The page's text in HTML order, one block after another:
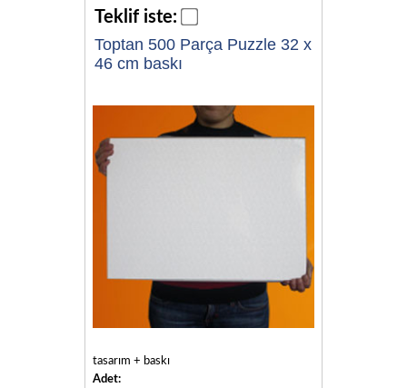
Teklif iste:
Toptan 500 Parça Puzzle 32 x
46 cm baskı
tasarım + baskı
Adet: